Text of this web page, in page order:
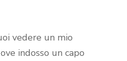
vedere un mio
indosso un capo